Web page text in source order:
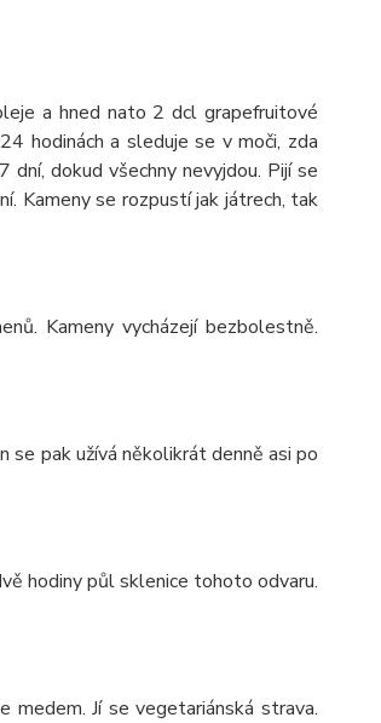
a hned nato 2 dcl grapefruitové
hodinách a sleduje se v moči, zda
dní, dokud všechny nevyjdou. Pijí se
Kameny se rozpustí jak játrech, tak
Kameny vycházejí bezbolestně.
se pak užívá několikrát denně asi po
hodiny půl sklenice tohoto odvaru.
medem. Jí se vegetariánská strava.